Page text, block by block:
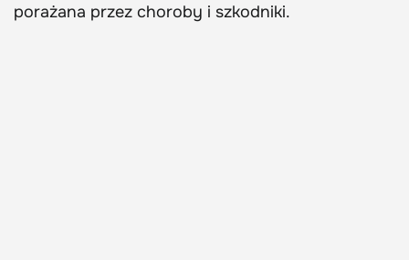
porażana przez choroby i szkodniki.